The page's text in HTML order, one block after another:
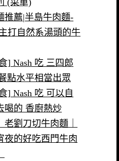
推薦|半島牛肉麵-
打自然系湯頭的牛
] Nash 吃 三四郎
點水平相當出眾
] Nash 吃 可以自
喝的 香廚熱炒
老劉刀切牛肉麵｜
夜的好吃西門牛肉